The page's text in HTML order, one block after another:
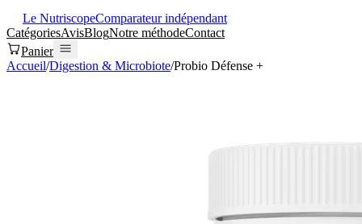
Le NutriscopeComparateur indépendant
CatégoriesAvisBlogNotre méthodeContact
Panier
Accueil/Digestion & Microbiote/Probio Défense +